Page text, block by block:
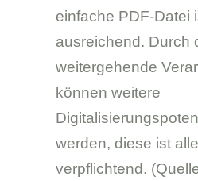
einfache PDF-Datei
ausreichend. Durch
weitergehende
können weitere
werden, diese ist
verpflichtend.